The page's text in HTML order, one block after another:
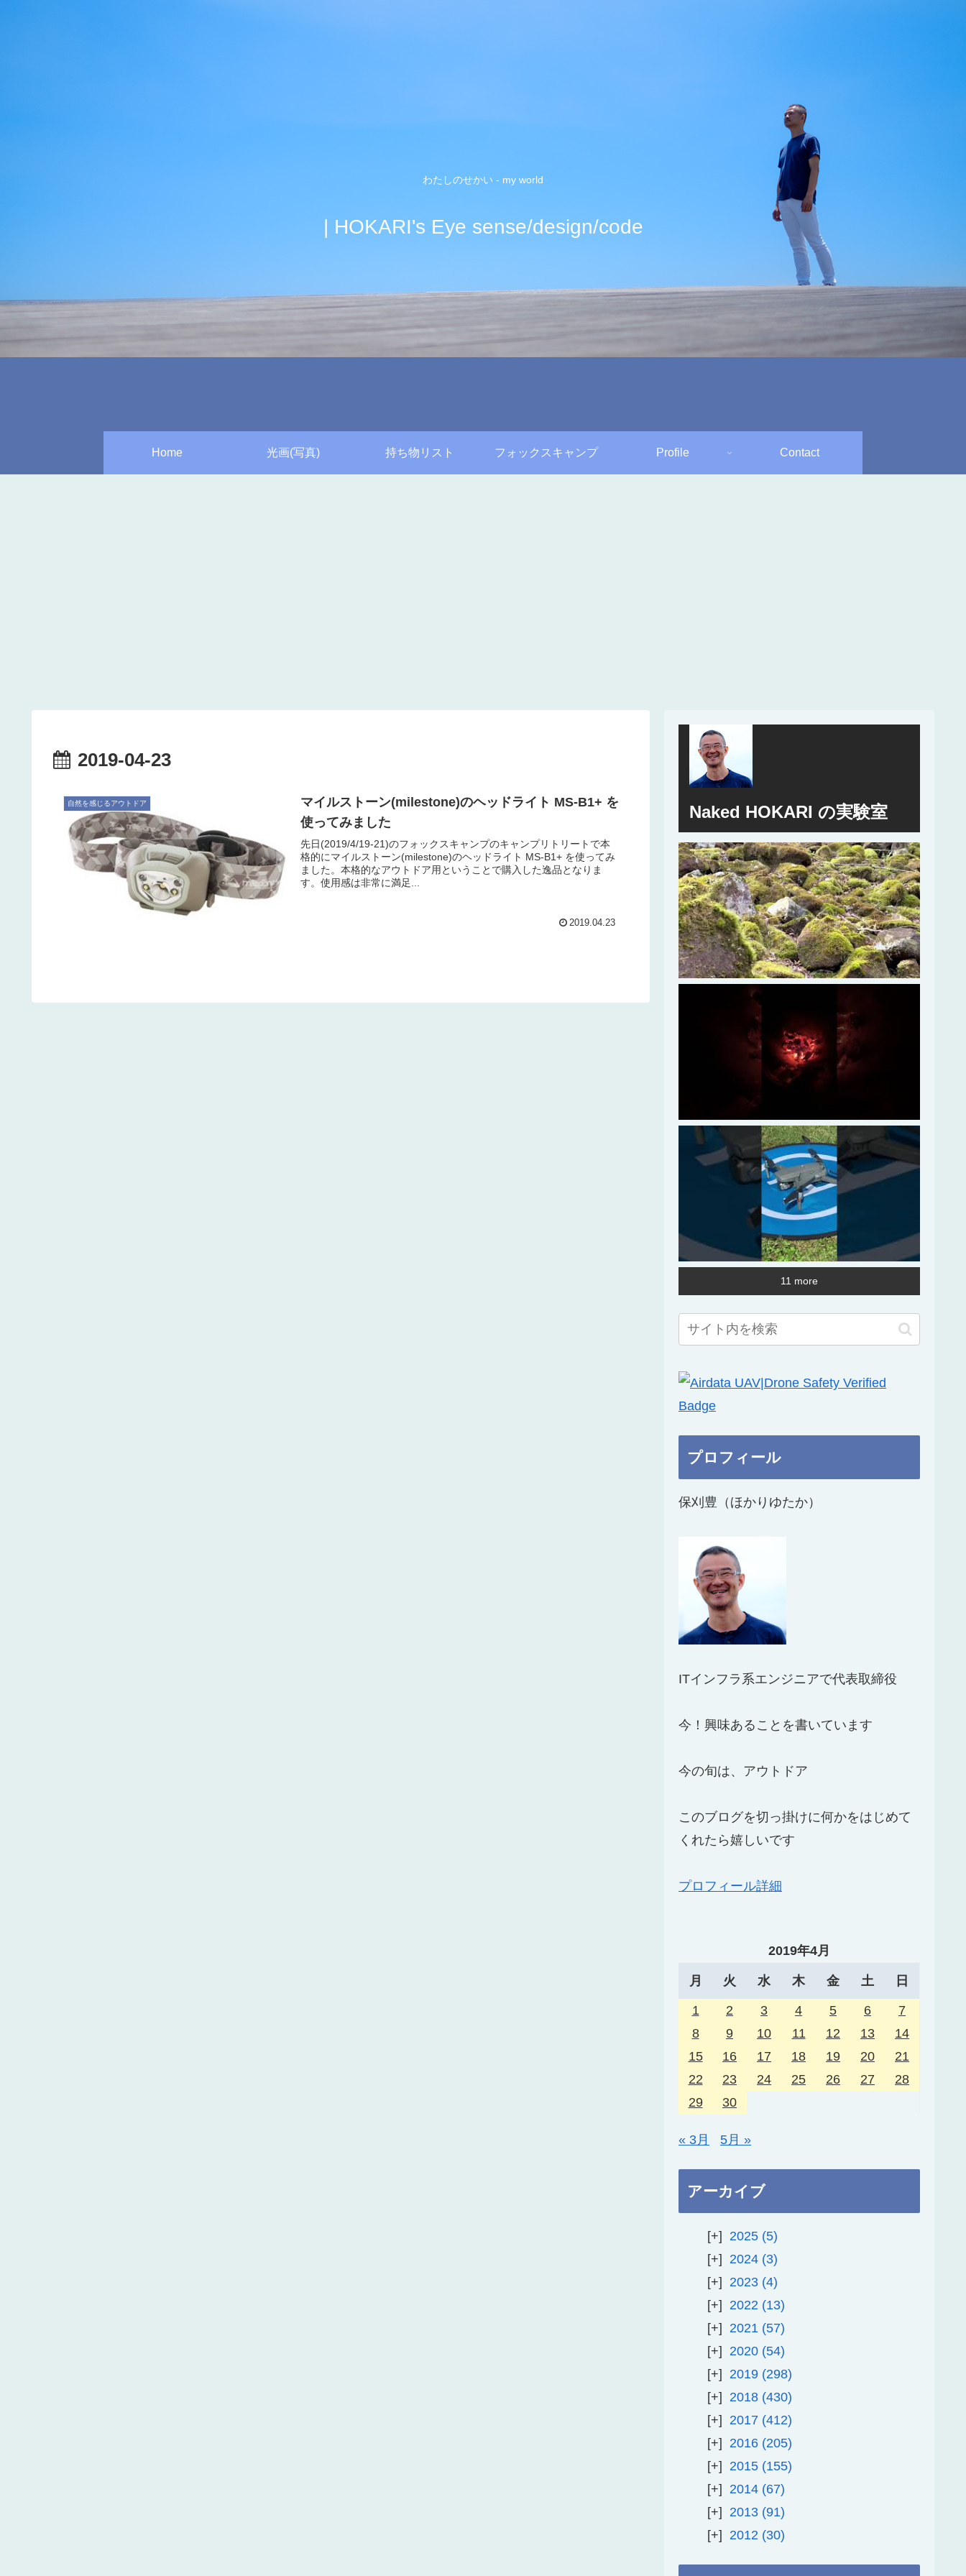
わたしのせかい - my world
| HOKARI's Eye sense/design/code
Home 光画(写真) 持ち物リスト フォックスキャンプ Profile Contact
2019-04-23
自然を感じるアウトドア
マイルストーン(milestone)のヘッドライト MS-B1+ を
使ってみました
先日(2019/4/19-21)のフォックスキャンプのキャンプリトリートで本
格的にマイルストーン(milestone)のヘッドライト MS-B1+ を使ってみ
ました。本格的なアウトドア用ということで購入した逸品となりま
す。使用感は非常に満足...
2019.04.23
Naked HOKARI の実験室
11 more
プロフィール
保刈豊（ほかりゆたか）
ITインフラ系エンジニアで代表取締役
今！興味あることを書いています
今の旬は、アウトドア
このブログを切っ掛けに何かをはじめて
くれたら嬉しいです
プロフィール詳細
2019年4月
月 火 水 木 金 土 日
1 2 3 4 5 6
7
8
9 10 11 12 13
14
15
16 17 18 19 20
21
22
23 24 25 26 27
28
29
30
« 3月 5月 »
アーカイブ
2025 5
2024 3
2023 4
2022
13
2021
57
2020 54
2019 298
2018 430
2017 412
2016 205
2015 155
2014 67
2013 91
2012
30